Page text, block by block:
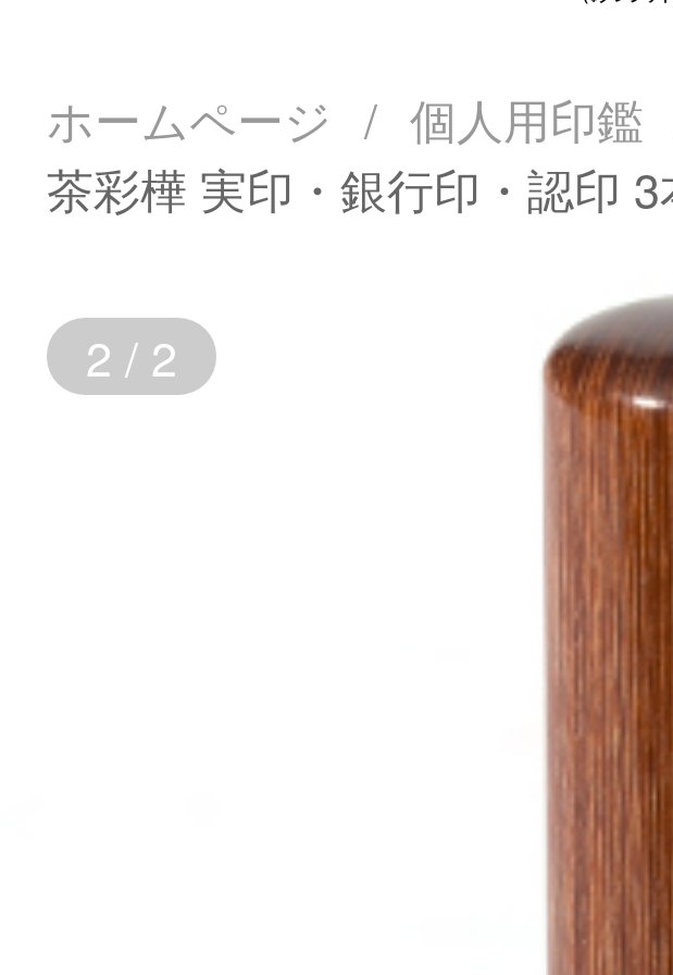
ホームページ / 個人用印鑑
茶彩樺 実印・銀行印・認印 3
2 / 2